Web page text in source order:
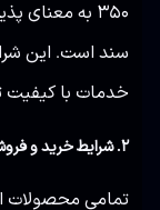
۳۵۰ به
سند است. این
خدمات با
۲. شرایط خرید و فروش
تمامی محصولات